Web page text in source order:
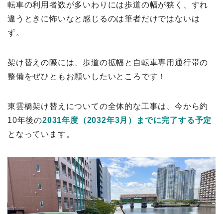
転車の利用者数が多いわりには歩道の幅が狭く、すれ
違うときに怖いなと感じるのは筆者だけではないは
ず。
架け替えの際には、歩道の拡幅と自転車専用通行帯の
整備をぜひともお願いしたいところです！
東雲橋架け替えについての全体的な工事は、今から約
10年後の2031年度（2032年3月）までに完了する予定
となっています。